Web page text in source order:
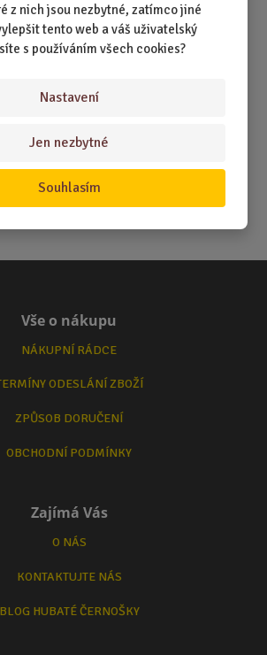
z nich jsou nezbytné, zatímco jiné
tento web a váš uživatelský
s používáním všech cookies?
Nastavení
Jen nezbytné
Souhlasím
Vše o nákupu
NÁKUPNÍ RÁDCE
ODESLÁNÍ ZBOŽÍ
ZPŮSOB DORUČENÍ
OBCHODNÍ PODMÍNKY
Zajímá Vás
O NÁS
KONTAKTUJTE NÁS
BLOG HUBATÉ ČERNOŠKY